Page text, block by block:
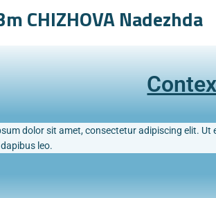
CHIZHOVA Nadezhda
dolor sit amet, consectetur adipiscing elit.
leo.